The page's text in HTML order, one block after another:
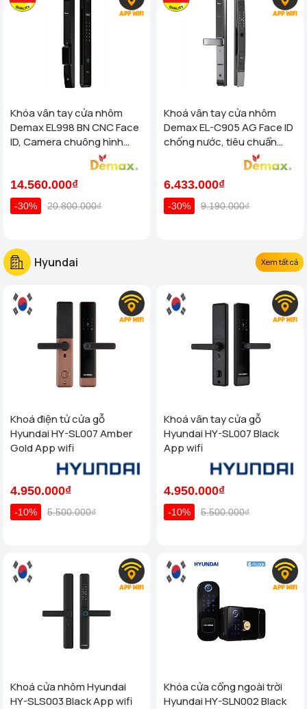
Khóa vân tay cửa nhôm
Demax EL998 BN CNC Face
ID, Camera chuông hình
chống nước của tiêu chuẩn
14.560.000₫
-30% 20.800.000₫
Khoá vân tay cửa nhôm
Demax EL-C905 AG Face ID
chống nước, tiêu chuẩn
6.433.000₫
-30% 9.190.000₫
Hyundai Xem tất cả
Khoá điện tử cửa gỗ
Hyundai HY-SL007 Amber
Gold App wifi
4.950.000₫
-10% 5.500.000₫
Khoá vân tay cửa gỗ
Hyundai HY-SL007 Black
App wifi
4.950.000₫
-10% 5.500.000₫
Khoá cửa nhôm Hyundai
HY-SLS003 Black App wifi
Khóa cửa cổng ngoài trời
Hyundai HY-SLN002 Black